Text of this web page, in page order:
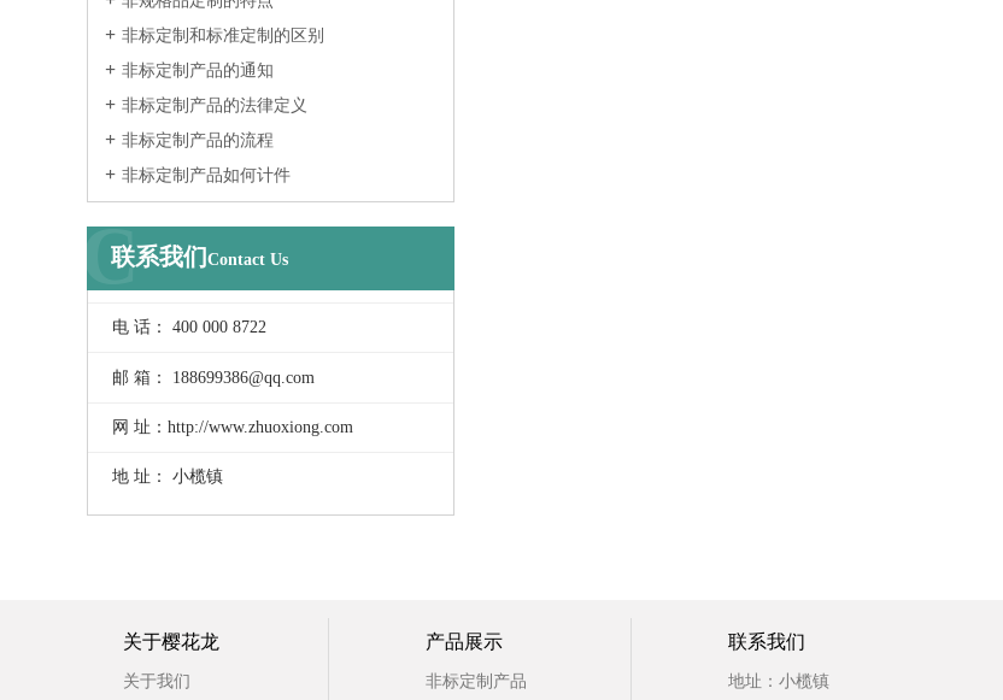
非标定制和标准定制的区别
非标定制产品的通知
非标定制产品的法律定义
非标定制产品的流程
非标定制产品如何计件
联系我们 Contact Us
C
电 话： 400 000 8722
邮 箱： 188699386@qq.com
网 址：http://www.zhuoxiong.com
地 址： 小榄镇
关于樱花龙
关于我们
产品展示
非标定制产品
联系我们
地址：小榄镇